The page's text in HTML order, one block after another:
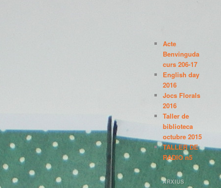
Acte
Benvinguda
curs 206-17
English day
2016
Jocs Florals
2016
Taller de
biblioteca
octubre 2015
TALLER DE
RADIO n5
ARXIUS